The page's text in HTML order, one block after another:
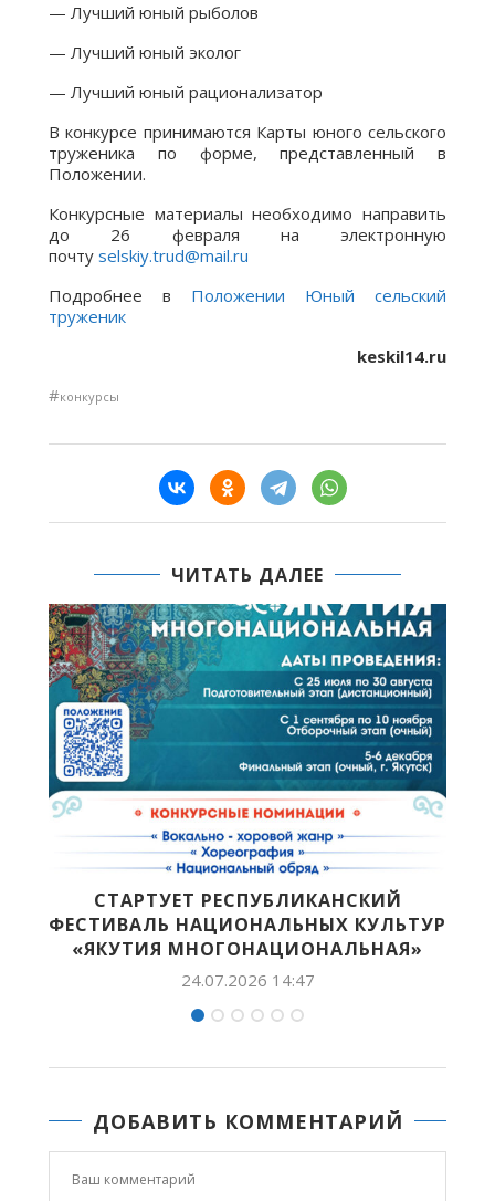
— Лучший юный рыболов
— Лучший юный эколог
— Лучший юный рационализатор
В конкурсе принимаются Карты юного сельского
труженика по форме, представленный в
Положении.
Конкурсные материалы необходимо направить
до 26 февраля на электронную
почту selskiy.trud@mail.ru
Подробнее в Положении Юный сельский
труженик
keskil14.ru
#конкурсы
ЧИТАТЬ ДАЛЕЕ
ПРОДЛЕВАЕТСЯ ПОДАЧА ЗАЯВКИ
КОНКУРС БРЕНДОВ «ЗНАЙ...
20.06.2026 10:36
ДОБАВИТЬ КОММЕНТАРИЙ